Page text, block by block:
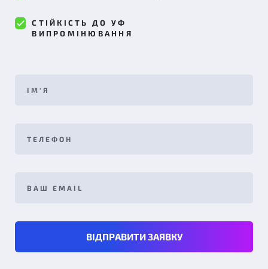
СТІЙКІСТЬ ДО УФ
ВИПРОМІНЮВАННЯ
ВІДПРАВИТИ ЗАЯВКУ